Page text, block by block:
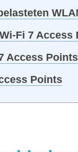
Fi 7 Access
Access
Points